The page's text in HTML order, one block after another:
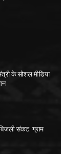
के सोशल मीडिया
संकट: ग्राम